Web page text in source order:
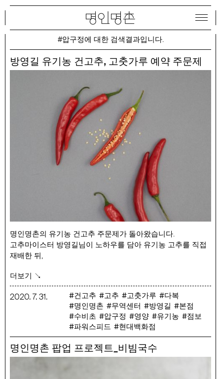
#압구정에 대한 검색결과입니다.
방영길 유기농 건고추, 고춧가루 예약 주문제
명인명촌의 유기농 건고추 주문제가 돌아왔습니다.
고추마이스터 방영길님이 노하우를 담아 유기농 고추를 직접
재배한 뒤,
(꼭지를 딴뒤 세척하였기 때문에 별도로 손질할 필요가
없습니다.)
예약 주문 기간 : 7/31 (금) ~ 8/31 (일)
예약 발송일 : 9/22 (화), 10/6(화), 10/13 (화), 10/20(화) (총 4회
판매 가격 : 유기농 건고추 1kg – 80,000원 (택배비 포함, 산지
직접 택배 발송)
더보기 ↘
2020.7.31. 건고추 고추 고춧가루
다복
명인명촌
무역센터 방영길
본점
수비초
압구정 영양 유기농
점보
파워스피드
현대백화점
명인명촌 팝업 프로젝트_비빔국수